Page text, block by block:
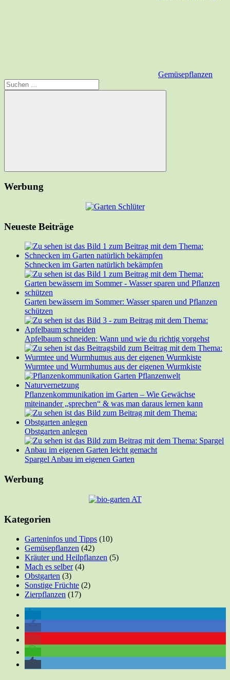
Gemüsepflanzen
Suchen
nach:
Suchen
Werbung
Neueste Beiträge
Schnecken im Garten natürlich bekämpfen
Garten bewässern im Sommer: Wasser sparen und Pflanzen
schützen
Apfelbaum schneiden: Wann und wie du richtig vorgehst
Wurmtee und Wurmhumus aus der eigenen Wurmkiste
Pflanzenkommunikation im Garten – Wie Gewächse
miteinander „sprechen“ & was man daraus lernen kann
Obstgarten anlegen
Spargel Anbau im eigenen Garten
Werbung
Kategorien
Garteninfos und Tipps (10)
Gemüsepflanzen (42)
Kräuter und Heilpflanzen (5)
Mach es selber(4)
Obstgarten (3)
Sonstige Früchte (2)
Zierpflanzen (17)